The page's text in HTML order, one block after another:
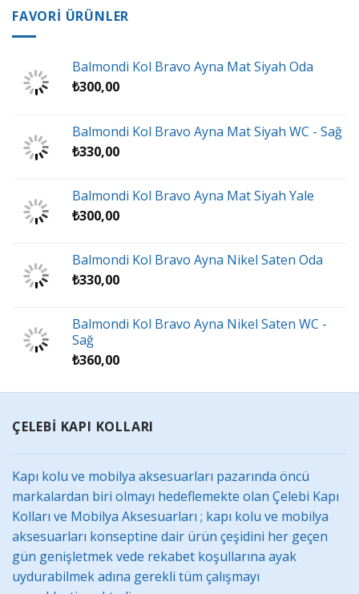
FAVORİ ÜRÜNLER
Balmondi Kol Bravo Ayna Mat Siyah Oda
₺300,00
Balmondi Kol Bravo Ayna Mat Siyah WC - Sağ
₺330,00
Balmondi Kol Bravo Ayna Mat Siyah Yale
₺300,00
Balmondi Kol Bravo Ayna Nikel Saten Oda
₺330,00
Balmondi Kol Bravo Ayna Nikel Saten WC -
Sağ
₺360,00
ÇELEBİ KAPI KOLLARI
Kapı kolu ve mobilya aksesuarları pazarında öncü
markalardan biri olmayı hedeflemekte olan Çelebi Kapı
Kolları ve Mobilya Aksesuarları ; kapı kolu ve mobilya
aksesuarları konseptine dair ürün çeşidini her geçen
gün genişletmek vede rekabet koşullarına ayak
uydurabilmek adına gerekli tüm çalışmayı